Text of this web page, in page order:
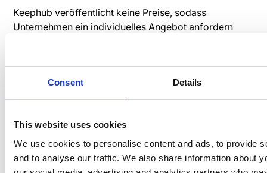
Consent Details
This website uses cookies
We use cookies to personalise content and ads, to provide
and to analyse our traffic. We also share information about
Keephub veröffentlicht keine Preise, sodass
Unternehmen ein individuelles Angebot anfordern
anfallen.
Rechnung gestellt werden. Nehmen Sie noch heute
personalisiertes Angebot anzugeschnitten auf die
spezifischen Bedürfnisse Ihres Unternehmens.